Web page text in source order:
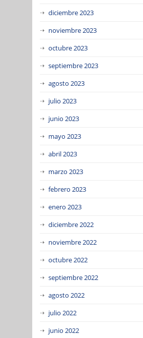
diciembre 2023
noviembre 2023
octubre 2023
septiembre 2023
agosto 2023
julio 2023
junio 2023
mayo 2023
abril 2023
marzo 2023
febrero 2023
enero 2023
diciembre 2022
noviembre 2022
octubre 2022
septiembre 2022
agosto 2022
julio 2022
junio 2022